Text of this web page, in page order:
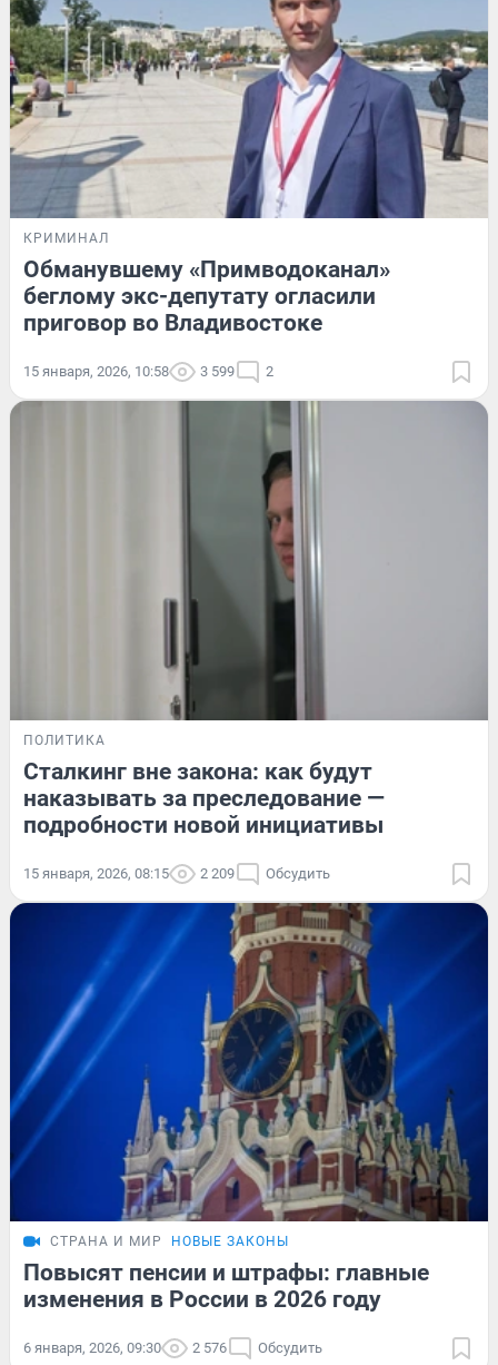
КРИМИНАЛ
Обманувшему «Примводоканал»
беглому экс-депутату огласили
приговор во Владивостоке
15 января, 2026, 10:58 3 599 2
ПОЛИТИКА
Сталкинг вне закона: как будут
наказывать за преследование —
подробности новой инициативы
15 января, 2026, 08:15 2 209 Обсудить
СТРАНА И МИР НОВЫЕ ЗАКОНЫ
Повысят пенсии и штрафы: главные
изменения в России в 2026 году
6 января, 2026, 09:30 2 576 Обсудить